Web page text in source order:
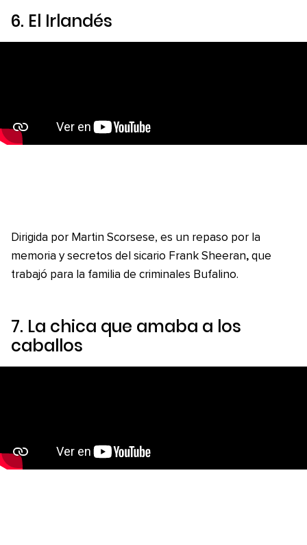
6. El Irlandés
Dirigida por Martin Scorsese, es un repaso por la
memoria y secretos del sicario Frank Sheeran, que
trabajó para la familia de criminales Bufalino.
7. La chica que amaba a los
caballos